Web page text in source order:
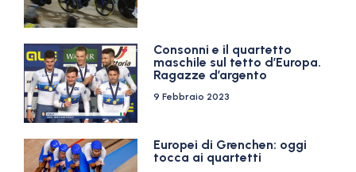
Consonni e il quartetto
maschile sul tetto d’Europa.
Ragazze d’argento
9 Febbraio 2023
Europei di Grenchen: oggi
tocca ai quartetti